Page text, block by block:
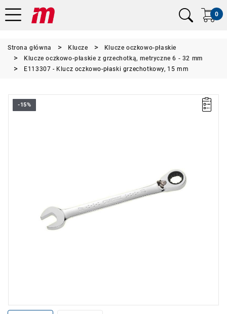
0
Strona główna Klucze
Klucze oczkowo-płaskie
Klucze oczkowo-płaskie z grzechotką, metryczne 6 - 32 mm
E113307 - Klucz oczkowo-płaski grzechotkowy, 15 mm
-15%